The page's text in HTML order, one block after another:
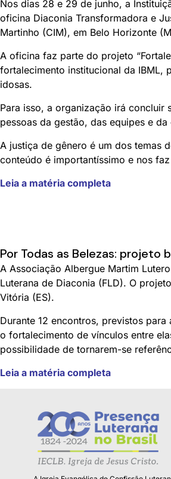
Nos dias 28 e 29 de junho, a
oficina Diaconia Transformadora e
Martinho (CIM), em Belo Horizonte
A oficina faz parte do projeto
fortalecimento institucional da IBML,
idosas.
Para isso, a organização irá concluir
pessoas da gestão, das equipes e
A justiça de gênero é um dos temas
conteúdo é importantíssimo e nos
Leia a matéria completa
Por Todas as Belezas: projeto
A Associação Albergue Martim
Luterana de Diaconia (FLD). O
Vitória (ES).
Durante 12 encontros, previstos
o fortalecimento de vínculos entre
possibilidade de tornarem-se
Leia a matéria completa